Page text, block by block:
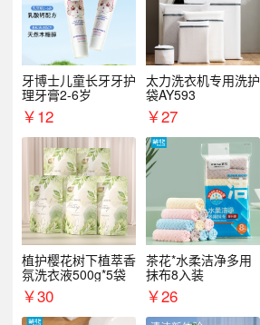
牙博士儿童长牙牙护
理牙膏2-6岁
￥12
太力洗衣机专用洗护
袋AY593
￥27
植护樱花树下植萃香
氛洗衣液500g*5袋
￥30
茶花*水柔洁净多用
抹布8入装
￥26